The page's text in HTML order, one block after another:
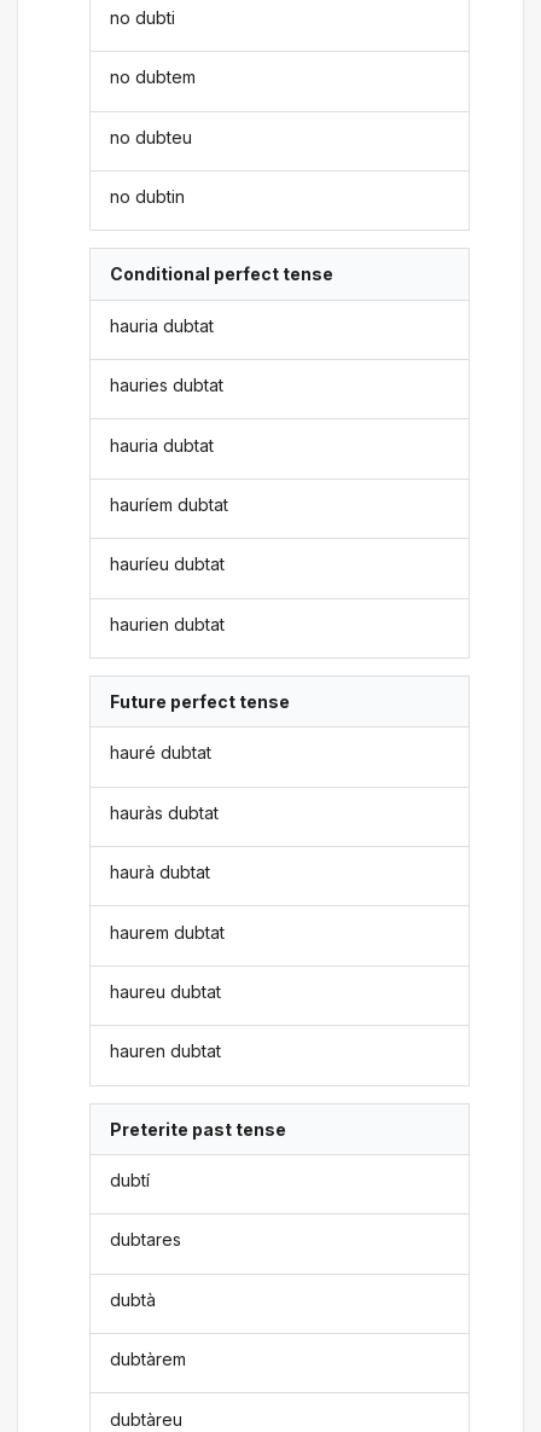
no dubti
no dubtem
no dubteu
no dubtin
Conditional perfect tense
hauria dubtat
hauries dubtat
hauria dubtat
hauríem dubtat
hauríeu dubtat
haurien dubtat
Future perfect tense
hauré dubtat
hauràs dubtat
haurà dubtat
haurem dubtat
haureu dubtat
hauren dubtat
Preterite past tense
dubtí
dubtares
dubtà
dubtàrem
dubtàreu